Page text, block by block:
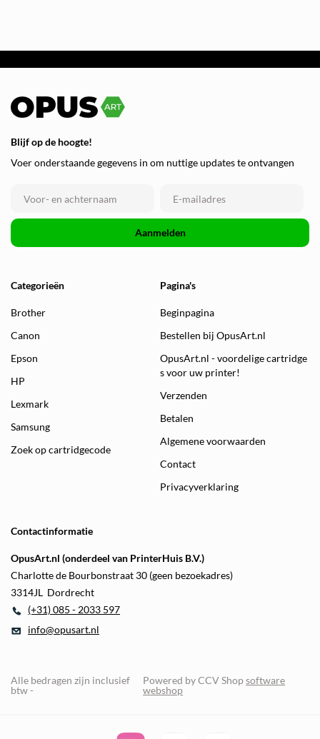
Blijf op de hoogte!
Voer onderstaande gegevens in om nuttige updates te ontvangen
Aanmelden
Categorieën
Brother
Canon
Epson
HP
Lexmark
Samsung
Zoek op cartridgecode
Pagina's
Beginpagina
Bestellen bij OpusArt.nl
OpusArt.nl - voordelige cartridge
s voor uw printer!
Verzenden
Betalen
Algemene voorwaarden
Contact
Privacyverklaring
Contactinformatie
OpusArt.nl (onderdeel van PrinterHuis B.V.)
Charlotte de Bourbonstraat 30 (geen bezoekadres)
3314JL Dordrecht
(+31) 085 - 2033 597
info@opusart.nl
Alle bedragen zijn inclusief
btw -
Powered by CCV Shopsoftware
webshop